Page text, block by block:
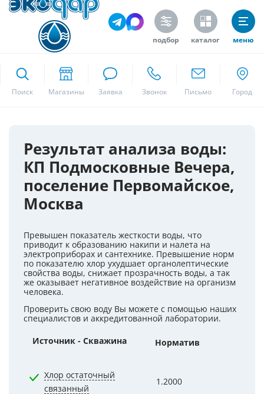
подбор каталог меню
Поиск
Результат анализа воды:
КП Подмосковные Вечера,
поселение Первомайское,
Москва
Превышен показатель жесткости воды, что
приводит к образованию накипи и налета на
электроприборах и сантехнике. Превышение норм
по показателю хлор ухудшает органолептические
свойства воды, снижает прозрачность воды, а так
же оказывает негативное воздействие на организм
человека.
Проверить свою воду Вы можете с помощью наших
специалистов и аккредитованной лаборатории.
Источник - Скважина Норматив
Хлор остаточный
связанный
1.2000